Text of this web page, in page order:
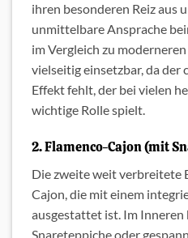
ihren besonderen Reiz aus
unmittelbare Ansprache
im Vergleich zu
vielseitig einsetzbar, da der
Effekt fehlt, der bei vielen
wichtige Rolle spielt.
2. Flamenco-Cajon (mit
Die zweite weit verbreitete
Cajon, die mit einem
ausgestattet ist. Im
Snareteppiche oder